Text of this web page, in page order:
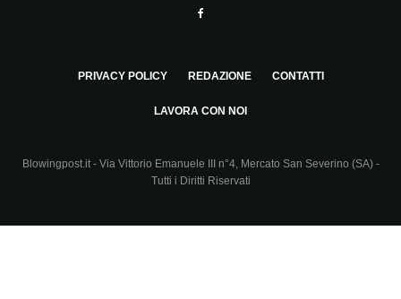
PRIVACY POLICY REDAZIONE CONTATTI
LAVORA CON NOI
Blowingpost.it - Via Vittorio Emanuele III n°4, Mercato San Severino (SA) -
Tutti i Diritti Riservati